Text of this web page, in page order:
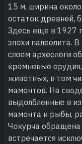
15 м, ширина
остаток древней,
Здесь еще в 1927
эпохи палеолита.
слоем археологи
кремневые
животных, в том
мамонтов. На
выдолбленные в
мамонта и рыбы,
Чокурча обращена
встречается